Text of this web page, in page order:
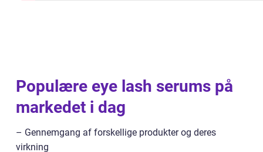
Populære eye lash serums på
markedet i dag
– Gennemgang af forskellige produkter og deres
virkning